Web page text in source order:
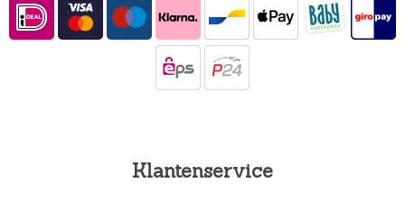
Klantenservice